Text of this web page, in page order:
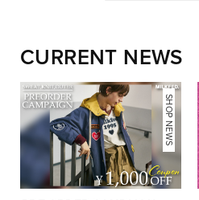
CURRENT NEWS
NEWS
SHOP NEWS